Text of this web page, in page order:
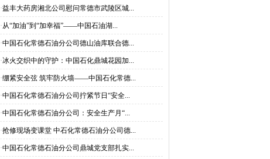
·益丰大药房湘北公司慰问常德市武陵区城...
·从“加油”到“加幸福”——中国石油湖...
·中国石化常德石油分公司德山油库联合德...
·冰火交织中的守护：中国石化鼎城花园加...
·绷紧安全弦 筑牢防火墙——中国石化常德...
·中国石化常德石油分公司拧紧节日“安全...
·中国石化常德石油分公司：安全生产月“...
·抢修现场变课堂 中石化常德石油分公司德...
·中国石化常德石油分公司鼎城党支部扎实...